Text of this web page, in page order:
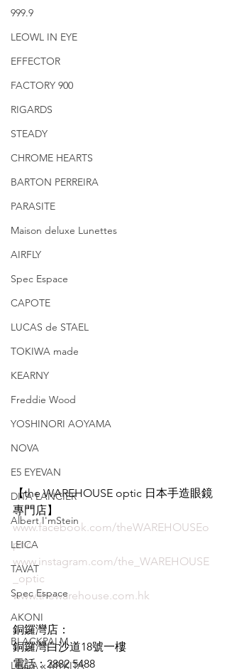
999.9
LEOWL IN EYE
EFFECTOR
FACTORY 900
RIGARDS
STEADY
CHROME HEARTS
BARTON PERREIRA
PARASITE
Maison deluxe Lunettes
AIRFLY
Spec Espace
CAPOTE
LUCAS de STAEL
TOKIWA made
KEARNY
Freddie Wood
YOSHINORI AOYAMA
NOVA
E5 EYEVAN
DITA LANCIER
Albert I'mStein
LEICA
TAVAT
Spec Espace
AKONI
BLACKPALM
LEICA x MYKITA
【the WAREHOUSE optic 日本手造眼鏡
專門店】
www.facebook.com/theWAREHOUSEo
ptic
www.instagram.com/the_WAREHOUSE
_optic
www.thewarehouse.com.hk
銅鑼灣店：
銅鑼灣白沙道18號一樓
電話：2882 5488